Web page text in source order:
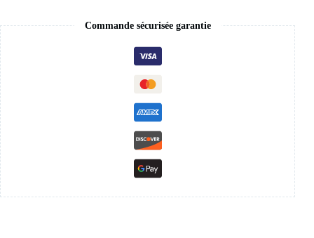
Commande sécurisée garantie